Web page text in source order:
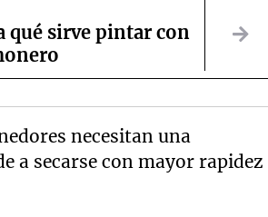
qué sirve pintar con
necesitan una
a secarse con mayor rapidez